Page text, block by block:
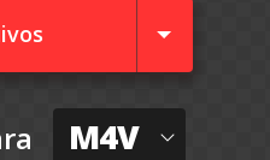
M4V